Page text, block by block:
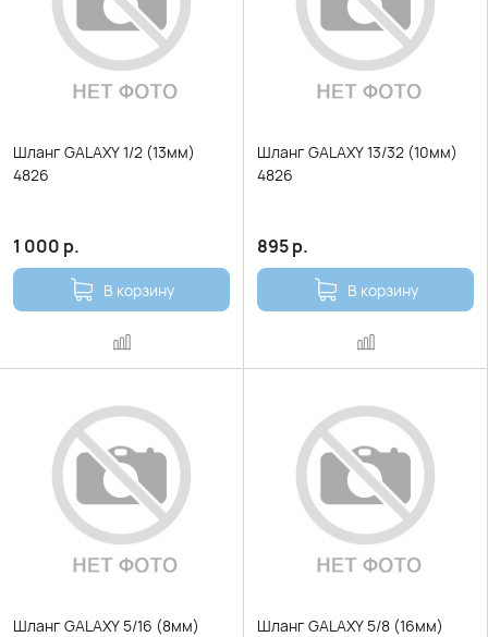
Шланг GALAXY 1/2 (13мм)
4826
1 000 р.
В корзину
Шланг GALAXY 13/32 (10мм)
4826
895р.
В корзину
Шланг GALAXY 5/16 (8мм)
Шланг GALAXY 5/8 (16мм)